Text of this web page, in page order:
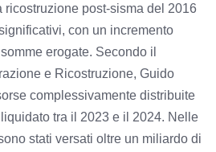
ricostruzione post-sisma del 2016
con un incremento
erogate. Secondo il
e Ricostruzione, Guido
complessivamente distribuite
tra il 2023 e il 2024. Nelle
stati versati oltre un miliardo di